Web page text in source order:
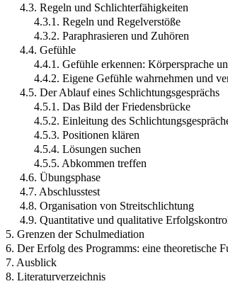
4.3. Regeln und Schlichterfähigkeiten
4.3.1. Regeln und Regelverstöße
4.3.2. Paraphrasieren und Zuhören
4.4. Gefühle
4.4.1. Gefühle erkennen: Körpersprache
4.4.2. Eigene Gefühle wahrnehmen und
4.5. Der Ablauf eines Schlichtungsgesprächs
4.5.1. Das Bild der Friedensbrücke
4.5.2. Einleitung des
4.5.3. Positionen klären
4.5.4. Lösungen suchen
4.5.5. Abkommen treffen
4.6. Übungsphase
4.7. Abschlusstest
4.8. Organisation von Streitschlichtung
4.9. Quantitative und qualitative
5. Grenzen der Schulmediation
6. Der Erfolg des Programms: eine theoretische
7. Ausblick
8. Literaturverzeichnis